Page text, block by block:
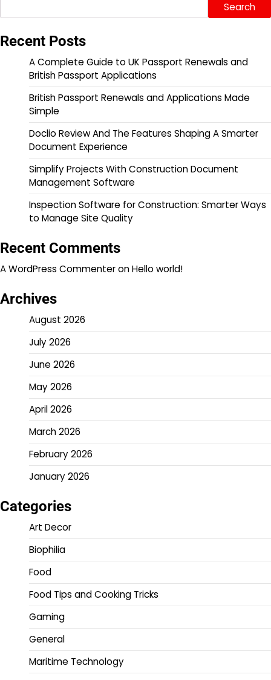
Search
Recent Posts
A Complete Guide to UK Passport Renewals and
British Passport Applications
British Passport Renewals and Applications Made
Simple
Doclio Review And The Features Shaping A Smarter
Document Experience
Simplify Projects With Construction Document
Management Software
Inspection Software for Construction: Smarter Ways
to Manage Site Quality
Recent Comments
A WordPress CommenteronHello world!
Archives
August 2026
July 2026
June 2026
May 2026
April 2026
March 2026
February 2026
January 2026
Categories
Art Decor
Biophilia
Food
Food Tips and Cooking Tricks
Gaming
General
Maritime Technology